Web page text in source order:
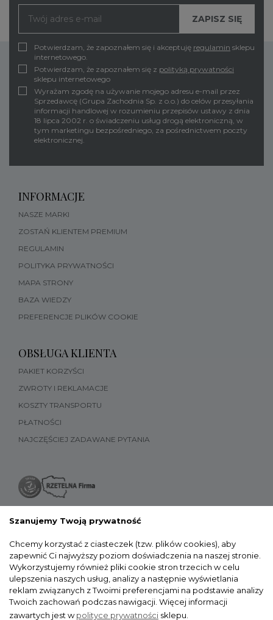
Potwierdzam, że zapoznałem się i akceptuję regulamin sklepu
internetowego.
Potwierdzam, że zapoznałem się z polityką prywatności
sklepu internetowego
Wyrażam zgodę na używanie mojego adresu e-mail przez
Sprzedawcę (Grupa Zachodnia Sp. z o.o.) do celów przesyłania
informacji handlowej w rozumieniu przepisów ustawy z dnia
18 lipca 2002 r. o świadczeniu usług drogą elektroniczną, w
tym marketingu bezpośredniego, za pośrednictwem poczty
elektronicznej.
INFORMACJE
NASZE MARKI
ZOSTAŃ KLIENTEM PREMIUM
REGULAMIN
POLITYKA PRYWATNOŚCI
MAPA STRONY
BAZA WIEDZY
PREFERENCJE PLIKÓW COOKIE
OBSŁUGA KLIENTA
PAKIET KORZYŚCI
ZWROTY I REKLAMACJE
KOSZTY TRANSPORTU
PŁATNOŚCI
NAJCZĘŚCIEJ ZADAWANE PYTANIA
Szanujemy Twoją prywatność
Chcemy korzystać z ciasteczek (tzw. plików cookies), aby
zapewnić Ci najwyższy poziom doświadczenia na naszej stronie.
Wykorzystujemy również pliki cookie stron trzecich w celu
ulepszenia naszych usług, analizy a następnie wyświetlania
reklam związanych z Twoimi preferencjami na podstawie analizy
Twoich zachowań podczas nawigacji. Więcej informacji
zawartych jest wpolityce prywatności sklepu.